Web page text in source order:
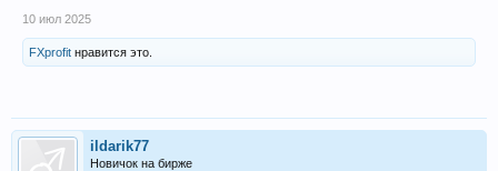
10 июл 2025
FXprofit нравится это.
ildarik77
Новичок на бирже